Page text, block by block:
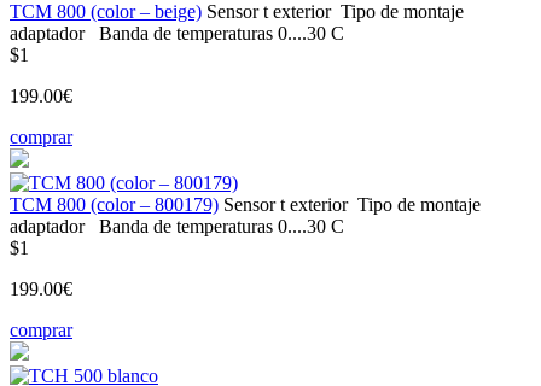
ТСМ 800 (color – beige) Sensor t exterior Tipo de montaje
adaptador
Banda de temperaturas 0....30 С
$1
199.00€
comprar
ТСМ 800 (color – 800179) Sensor t exterior Tipo de montaje
adaptador
Banda de temperaturas 0....30 С
$1
199.00€
comprar